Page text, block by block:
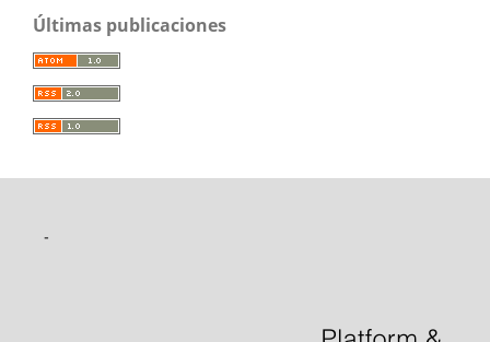
Últimas publicaciones
-